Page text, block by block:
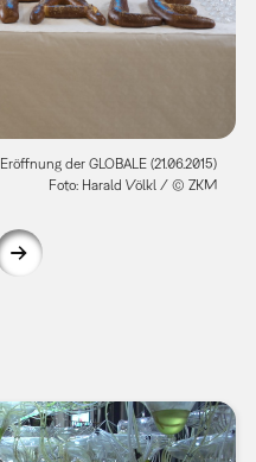
Eröffnung der GLOBALE (21.06.2015)
Foto: Harald Völkl / © ZKM